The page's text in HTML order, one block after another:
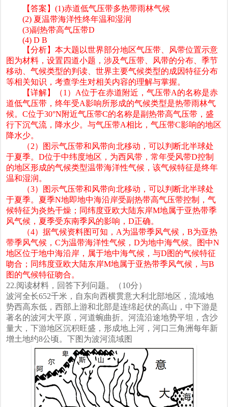
【答案】(1)赤道低气压带多热带雨林气候
(2) 夏温带海洋性终年温和湿润
(3)副热带高气压带D
(4) D B
【分析】本大题以世界部分地区气压带、风带位置示意
图为材料，设置四道小题，涉及气压带、风带的分布、季节
移动、气候类型的判读、世界主要气候类型的成因特征分布
等相关知识，考查学生对相关内容的理解与掌握。
【详解】（1）A位于在赤道附近，气压带A的名称是赤
道低气压带，终年受A影响所形成的气候类型是热带雨林气
候。C位于30°N附近气压带C的名称是副热带高气压带，盛
行下沉气流，降水少。与气压带A相比，气压带C影响的地区
降水少。
（2）图示气压带和风带向北移动，可以判断北半球处
于夏季。D位于中纬度地区，为西风带，常年受风带D控制
的地区形成的气候类型温带海洋性气候，该气候特征是终年
温和湿润。
（3）图示气压带和风带向北移动，可以判断北半球处
于夏季。夏季N地即地中海沿岸受副热带高气压带控制，气
候特征为炎热干燥；同纬度亚欧大陆东岸M地属于亚热带季
风气候，夏季受东南季风的影响，D正确。
（4）据气候资料图可知，A为温带季风气候，B为亚热
带季风气候，C为温带海洋性气候，D为地中海气候。图中N
地区位于地中海沿岸，属于地中海气候，与D图的气候特征
吻合；同纬度亚欧大陆东岸M地属于亚热带季风气候，与B
图的气候特征吻合。
22.阅读材料，回答下列问题。（10分）
波河全长652千米，自东向西横贯意大利北部地区，流域地
势西高东低，西部上游和北部是连绵起伏的高山，中下游是
著名的波河大平原，河道蜿曲折。河流沿途地势平坦，含沙
量大，下游地区沉积旺盛，形成地上河，河口三角洲每年新
增土地约8公顷。下图为波河流域图